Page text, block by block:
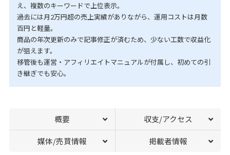
え、複数のキーワードで上位表示。
過去には月2万円超の売上実績がありながら、運用コストは月数
百円と軽量。
商品の年次更新のみで記事修正が済むため、少ない工数で収益化
が狙えます。
移管後も運営・アフィリエイトマニュアルが付属し、初めての引
き継ぎでも安心。
概要 収支/アクセス
媒体/売買情報 掲載者情報